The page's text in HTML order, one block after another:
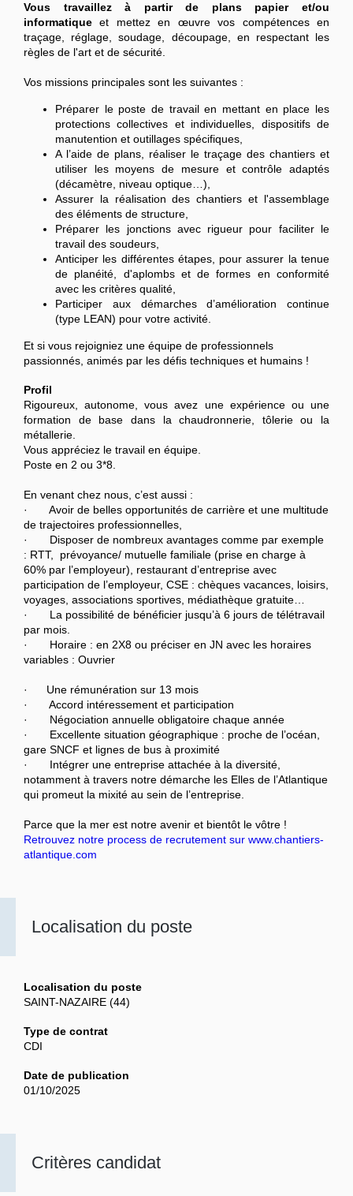
Vous travaillez à partir de plans papier et/ou
informatique et mettez en œuvre vos compétences en
traçage, réglage, soudage, découpage, en respectant les
règles de l'art et de sécurité.
Vos missions principales sont les suivantes :
Préparer le poste de travail en mettant en place les
protections collectives et individuelles, dispositifs de
manutention et outillages spécifiques,
A l’aide de plans, réaliser le traçage des chantiers et
utiliser les moyens de mesure et contrôle adaptés
(décamètre, niveau optique…),
Assurer la réalisation des chantiers et l'assemblage
des éléments de structure,
Préparer les jonctions avec rigueur pour faciliter le
travail des soudeurs,
Anticiper les différentes étapes, pour assurer la tenue
de planéité, d'aplombs et de formes en conformité
avec les critères qualité,
Participer aux démarches d’amélioration continue
(type LEAN) pour votre activité.
Et si vous rejoigniez une équipe de professionnels
passionnés, animés par les défis techniques et humains !
Profil
Rigoureux, autonome, vous avez une expérience ou une
formation de base dans la chaudronnerie, tôlerie ou la
métallerie.
Vous appréciez le travail en équipe.
Poste en 2 ou 3*8.
En venant chez nous, c’est aussi :
· Avoir de belles opportunités de carrière et une multitude
de trajectoires professionnelles,
· Disposer de nombreux avantages comme par exemple
: RTT, prévoyance/ mutuelle familiale (prise en charge à
60% par l’employeur), restaurant d’entreprise avec
participation de l’employeur, CSE : chèques vacances, loisirs,
voyages, associations sportives, médiathèque gratuite…
· La possibilité de bénéficier jusqu’à 6 jours de télétravail
par mois.
· Horaire : en 2X8 ou préciser en JN avec les horaires
variables : Ouvrier
· Une rémunération sur 13 mois
· Accord intéressement et participation
· Négociation annuelle obligatoire chaque année
· Excellente situation géographique : proche de l’océan,
gare SNCF et lignes de bus à proximité
· Intégrer une entreprise attachée à la diversité,
notamment à travers notre démarche les Elles de l’Atlantique
qui promeut la mixité au sein de l’entreprise.
Parce que la mer est notre avenir et bientôt le vôtre !
Retrouvez notre process de recrutement sur www.chantiers-
atlantique.com
Localisation du poste
Localisation du poste
SAINT-NAZAIRE (44)
Type de contrat
CDI
Date de publication
01/10/2025
Critères candidat